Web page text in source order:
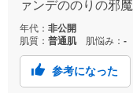
ァンデののりの邪魔
年代： 非公開
肌質： 普通肌 肌悩み： -
参考になった